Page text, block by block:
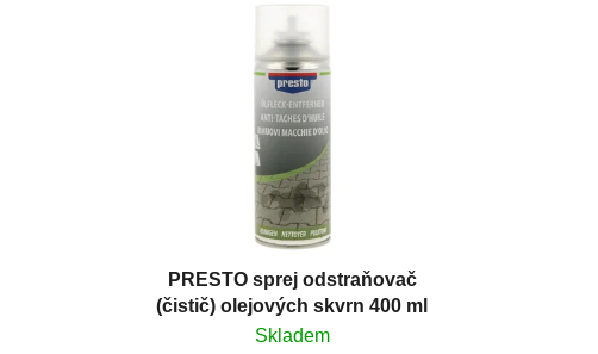
PRESTO sprej odstraňovač
(čistič) olejových skvrn 400 ml
Skladem